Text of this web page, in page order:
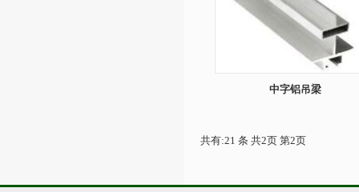
中字铝吊梁
共有:21 条 共2页 第2页